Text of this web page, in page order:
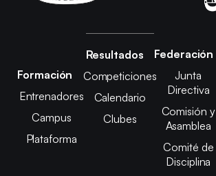
Formación
Entrenadores
Campus
Plataforma
Resultados
Competiciones
Calendario
Clubes
Federación
Junta
Directiva
Comisión y
Asamblea
Comité de
Disciplina